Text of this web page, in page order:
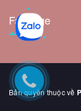
Fanpage
Bản quyền thuộc về